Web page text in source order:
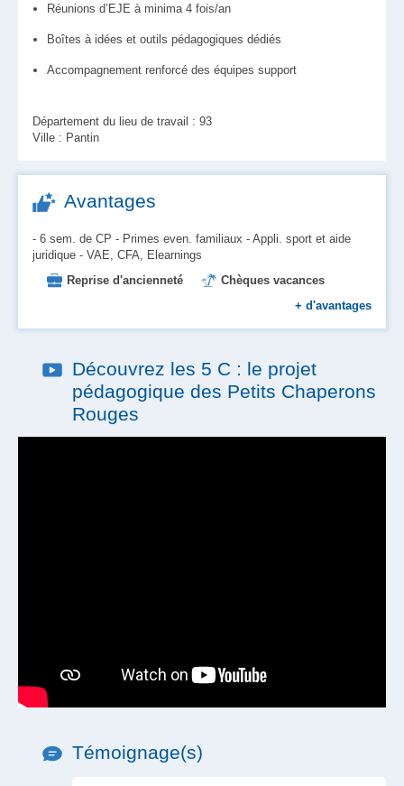
Réunions d’EJE à minima 4 fois/an
Boîtes à idées et outils pédagogiques dédiés
Accompagnement renforcé des équipes support
Département du lieu de travail : 93
Ville : Pantin
Avantages
- 6 sem. de CP - Primes even. familiaux - Appli. sport et aide
juridique - VAE, CFA, Elearnings
Reprise d'ancienneté
Chèques vacances
Aide au logement et à l'installation
Tickets restaurant
+ d'avantages
Découvrez les 5 C : le projet
pédagogique des Petits Chaperons
Rouges
Témoignage(s)